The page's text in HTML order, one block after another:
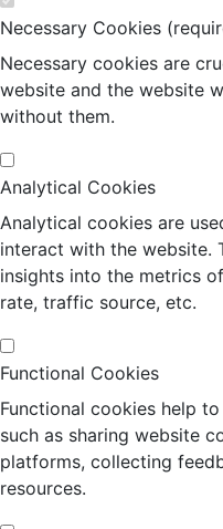
Necessary Cookies
Necessary cookies are
website and the website
without them.
Analytical Cookies
Analytical cookies are
interact with the website.
insights into the metrics
rate, traffic source, etc.
Functional Cookies
Functional cookies help
such as sharing website
platforms, collecting
resources.